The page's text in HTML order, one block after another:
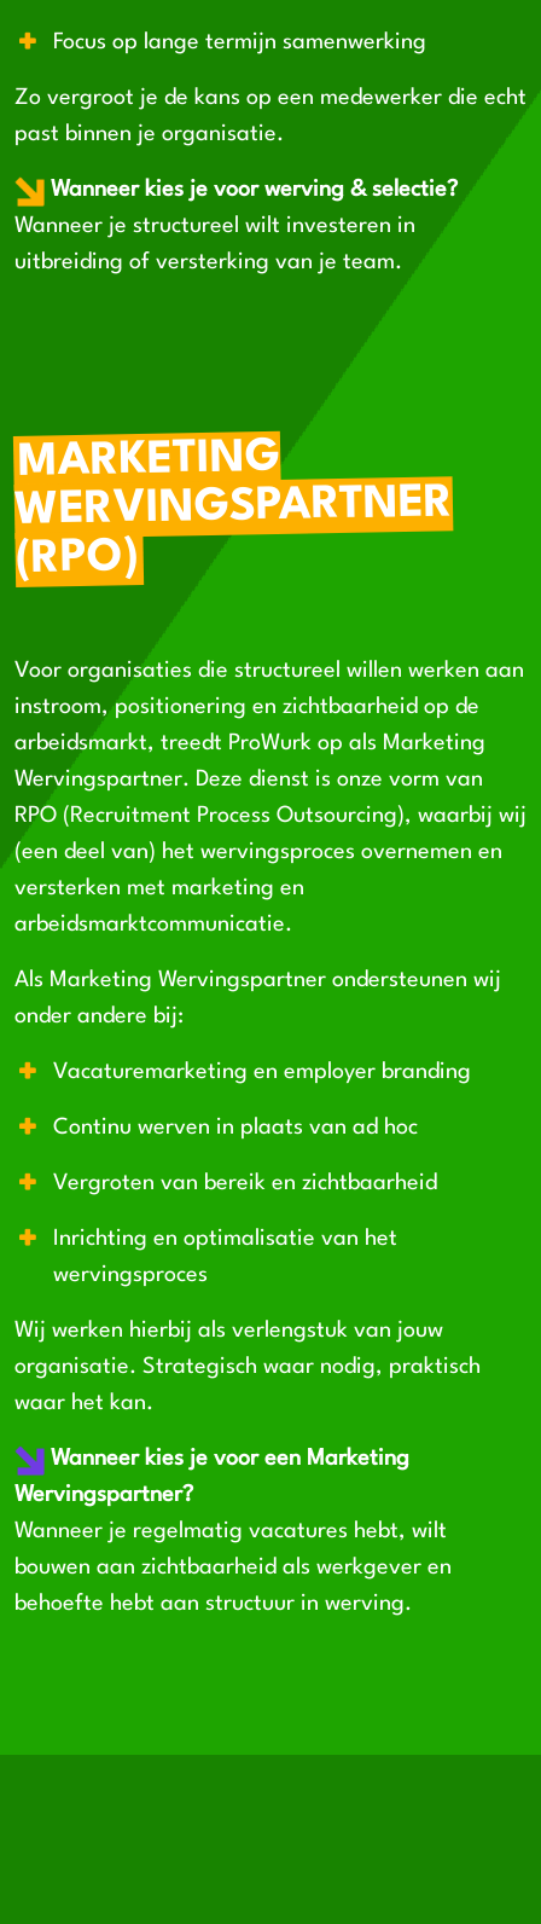
Focus op lange termijn samenwerking
Zo vergroot je de kans op een medewerker die echt
past binnen je organisatie.
Wanneer kies je voor werving & selectie?
Wanneer je structureel wilt investeren in
uitbreiding of versterking van je team.
MARKETING
WERVINGSPARTNER
(RPO)
Voor organisaties die structureel willen werken aan
instroom, positionering en zichtbaarheid op de
arbeidsmarkt, treedt ProWurk op als Marketing
Wervingspartner. Deze dienst is onze vorm van
RPO (Recruitment Process Outsourcing), waarbij wij
(een deel van) het wervingsproces overnemen en
versterken met marketing en
arbeidsmarktcommunicatie.
Als Marketing Wervingspartner ondersteunen wij
onder andere bij:
Vacaturemarketing en employer branding
Continu werven in plaats van ad hoc
Vergroten van bereik en zichtbaarheid
Inrichting en optimalisatie van het
wervingsproces
Wij werken hierbij als verlengstuk van jouw
organisatie. Strategisch waar nodig, praktisch
waar het kan.
Wanneer kies je voor een Marketing
Wervingspartner?
Wanneer je regelmatig vacatures hebt, wilt
bouwen aan zichtbaarheid als werkgever en
behoefte hebt aan structuur in werving.